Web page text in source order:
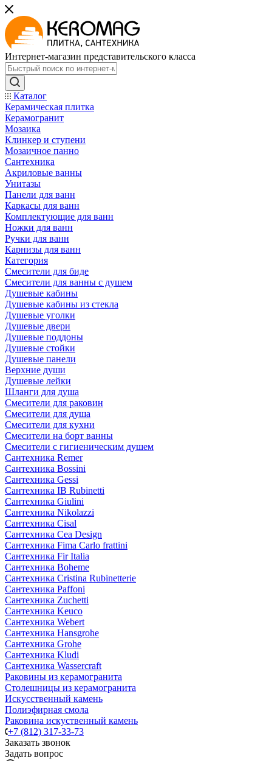
Интернет-магазин представительского класса
Каталог
Керамическая плитка
Керамогранит
Мозаика
Клинкер и ступени
Мозаичное панно
Сантехника
Акриловые ванны
Унитазы
Панели для ванн
Каркасы для ванн
Комплектующие для ванн
Ножки для ванн
Ручки для ванн
Карнизы для ванн
Категория
Смесители для биде
Смесители для ванны с душем
Душевые кабины
Душевые кабины из стекла
Душевые уголки
Душевые двери
Душевые поддоны
Душевые стойки
Душевые панели
Верхние души
Душевые лейки
Шланги для душа
Смесители для раковин
Смесители для душа
Смесители для кухни
Смесители на борт ванны
Смесители с гигиеническим душем
Сантехника Remer
Сантехника Bossini
Сантехника Gessi
Сантехника IB Rubinetti
Сантехника Giulini
Сантехника Nikolazzi
Сантехника Cisal
Сантехника Cea Design
Сантехника Fima Carlo frattini
Сантехника Fir Italia
Сантехника Boheme
Сантехника Cristina Rubinetterie
Сантехника Paffoni
Сантехника Zuchetti
Сантехника Keuco
Сантехника Webert
Сантехника Hansgrohe
Сантехника Grohe
Сантехника Kludi
Сантехника Wassercraft
Раковины из керамогранита
Столешницы из керамогранита
Искусственный камень
Полиэфирная смола
Раковина искуственный камень
+7 (812) 317-33-73
Заказать звонок
Задать вопрос